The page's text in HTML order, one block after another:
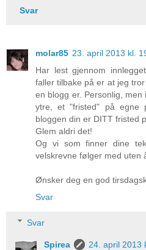
Svar
molar85 23. april 2013 kl.
Har lest gjennom
faller tilbake på er at jeg
en blogg er. Personlig,
ytre, et "fristed" på egne
bloggen din er DITT fristed
Glem aldri det!
Og vi som finner dine
velskrevne følger med uten
Ønsker deg en god
Svar
Svar
Spirea
24. april 2013